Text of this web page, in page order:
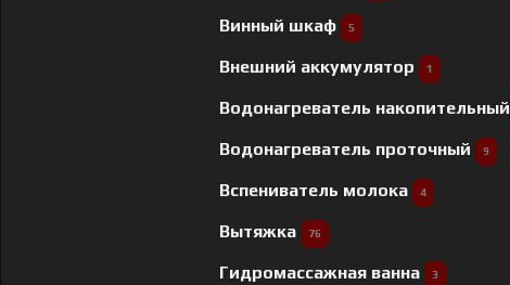
Винный шкаф 5
Внешний аккумулятор 1
Водонагреватель накопительный
Водонагреватель проточный 9
Вспениватель молока 4
Вытяжка 76
Гидромассажная ванна 3